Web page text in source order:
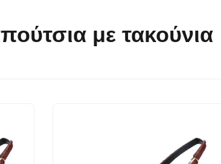
με τακούνια